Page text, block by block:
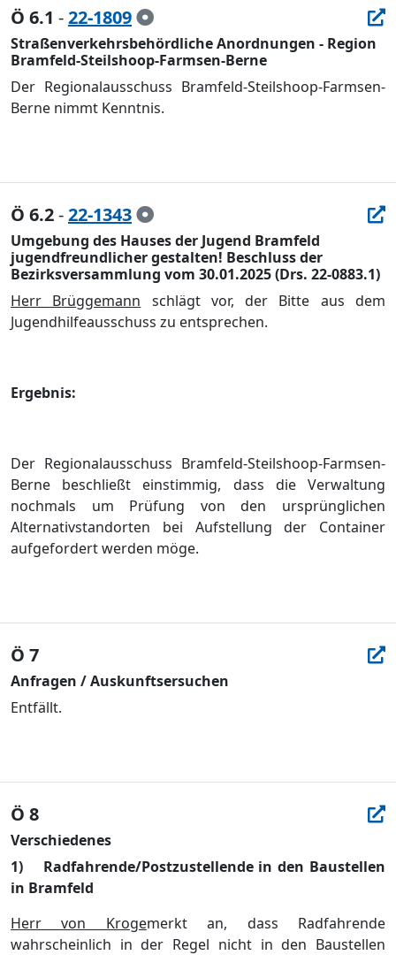
Ö 6.1 -22-1809
Straßenverkehrsbehördliche Anordnungen - Region
Bramfeld-Steilshoop-Farmsen-Berne
Der Regionalausschuss Bramfeld-Steilshoop-Farmsen-
Berne nimmt Kenntnis.
Ö 6.2-22-1343
Umgebung des Hauses der Jugend Bramfeld
jugendfreundlicher gestalten! Beschluss der
Bezirksversammlung vom 30.01.2025 (Drs. 22-0883.1)
Herr Brüggemann schlägt vor, der Bitte aus dem
Jugendhilfeausschuss zu entsprechen.
Ergebnis:
Der Regionalausschuss Bramfeld-Steilshoop-Farmsen-
Berne beschließt einstimmig, dass die Verwaltung
nochmals um Prüfung von den ursprünglichen
Alternativstandorten bei Aufstellung der Container
aufgefordert werden möge.
Ö 7
Anfragen / Auskunftsersuchen
Entfällt.
Ö 8
Verschiedenes
1)
Radfahrende/Postzustellende in den Baustellen
in Bramfeld
Herr von Krogemerkt an, dass Radfahrende
wahrscheinlich in der Regel nicht inden Baustellen